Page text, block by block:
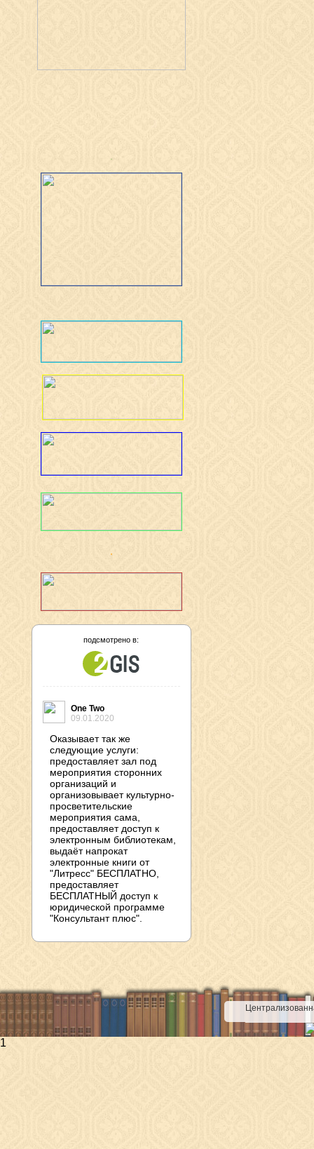
подсмотрено в:
One Two
09.01.2020
Оказывает так же
следующие услуги:
предоставляет зал под
мероприятия сторонних
организаций и
организовывает культурно-
просветительские
мероприятия сама,
предоставляет доступ к
электронным библиотекам,
выдаёт напрокат
электронные книги от
"Литресс" БЕСПЛАТНО,
предоставляет
БЕСПЛАТНЫЙ доступ к
юридической программе
"Консультант плюс".
1